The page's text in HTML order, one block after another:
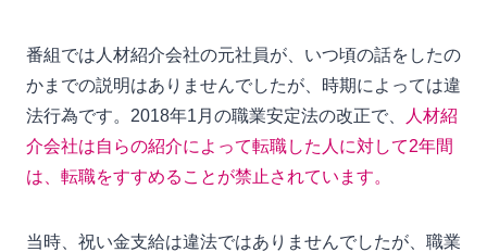
番組では人材紹介会社の元社員が、いつ頃の話をしたの
かまでの説明はありませんでしたが、時期によっては違
法行為です。2018年1月の職業安定法の改正で、
人材紹
介会社は自らの紹介によって転職した人に対して2年間
は、転職をすすめることが禁止されています。
当時、祝い金支給は違法ではありませんでしたが、職業